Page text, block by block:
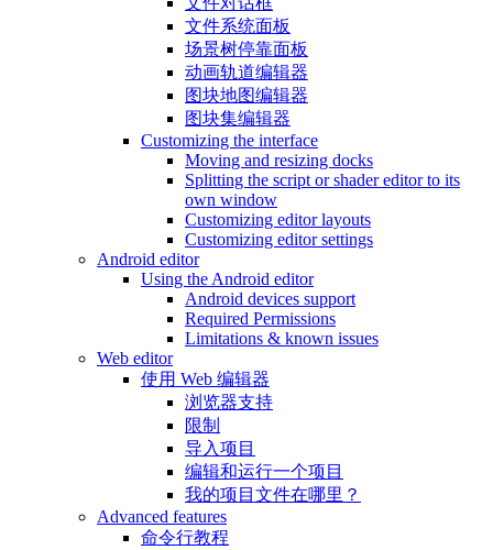
文件系统面板
场景树停靠面板
动画轨道编辑器
图块地图编辑器
图块集编辑器
Customizing the interface
Moving and resizing docks
Splitting the script or shader editor to its
own window
Customizing editor layouts
Customizing editor settings
Android editor
Using the Android editor
Android devices support
Required Permissions
Limitations & known issues
Web editor
使用 Web 编辑器
浏览器支持
限制
导入项目
编辑和运行一个项目
我的项目文件在哪里？
Advanced features
命令行教程